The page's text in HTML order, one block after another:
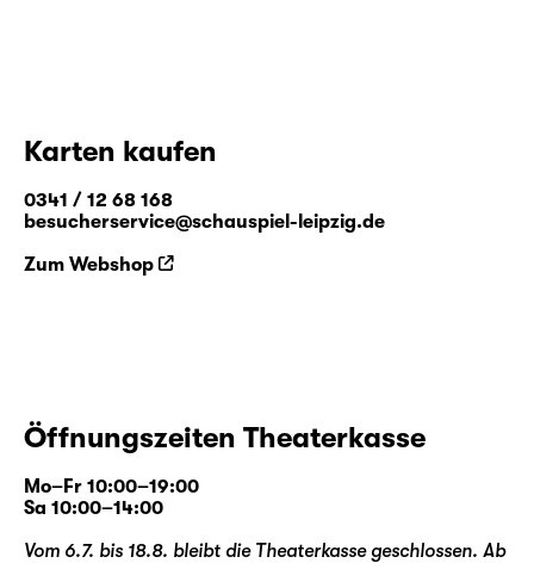
Karten kaufen
0341 / 12 68 168
besucherservice@schauspiel-leipzig.de
Zum Webshop
Öffnungszeiten Theaterkasse
Mo–Fr 10:00–19:00
Sa 10:00–14:00
Vom 6.7. bis 18.8. bleibt die Theaterkasse geschlossen. Ab